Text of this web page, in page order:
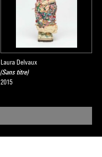
Laura Delvaux
(Sans titre)
2015